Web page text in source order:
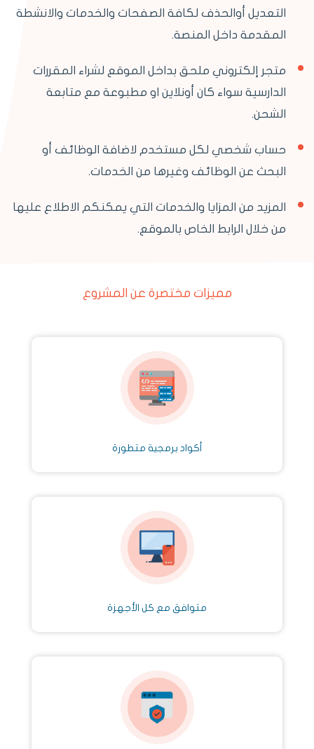
التعديل أوالحذف لكافة الصفحات والخدمات والانشطة
المقدمة داخل المنصة.
متجر إلكتروني ملحق بداخل الموقع لشراء المقررات
الدارسية سواء كان أونلاين او مطبوعة مع متابعة
الشحن.
حساب شخصي لكل مستخدم لاضافة الوظائف أو
البحث عن الوظائف وغيرها من الخدمات.
المزيد من المزايا والخدمات التي يمكنكم الاطلاع عليها
من خلال الرابط الخاص بالموقع.
مميزات مختصرة عن المشروع
أكواد برمجية متطورة
متوافق مع كل الأجهزة